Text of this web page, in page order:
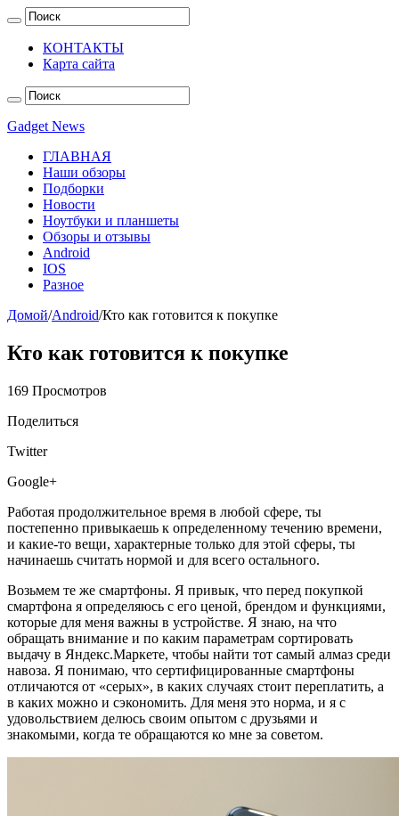
КОНТАКТЫ
Карта сайта
Gadget News
ГЛАВНАЯ
Наши обзоры
Подборки
Новости
Ноутбуки и планшеты
Обзоры и отзывы
Android
IOS
Разное
Домой/Android/Кто как готовится к покупке
Кто как готовится к покупке
169 Просмотров
Поделиться
Twitter
Google+
Работая продолжительное время в любой сфере, ты
постепенно привыкаешь к определенному течению времени,
и какие-то вещи, характерные только для этой сферы, ты
начинаешь считать нормой и для всего остального.
Возьмем те же смартфоны. Я привык, что перед покупкой
смартфона я определяюсь с его ценой, брендом и функциями,
которые для меня важны в устройстве. Я знаю, на что
обращать внимание и по каким параметрам сортировать
выдачу в Яндекс.Маркете, чтобы найти тот самый алмаз среди
навоза. Я понимаю, что сертифицированные смартфоны
отличаются от «серых», в каких случаях стоит переплатить, а
в каких можно и сэкономить. Для меня это норма, и я с
удовольствием делюсь своим опытом с друзьями и
знакомыми, когда те обращаются ко мне за советом.